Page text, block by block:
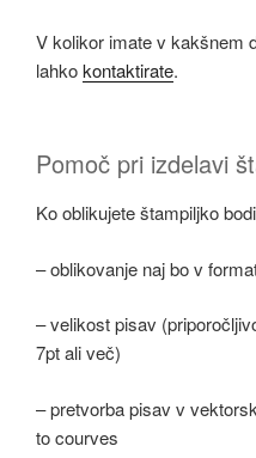
V kolikor imate v kakšnem
lahkokontaktirate.
Pomoč pri izdelavi
Ko oblikujete štampiljko
– oblikovanje naj bo v
– velikost pisav
7pt ali več)
– pretvorba pisav v
to courves